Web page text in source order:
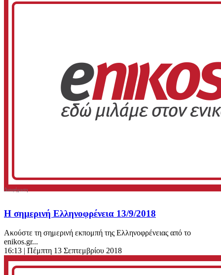
Η σημερινή Ελληνοφρένεια 13/9/2018
Ακούστε τη σημερινή εκπομπή της Ελληνοφρένειας από το
enikos.gr...
16:13 | Πέμπτη 13 Σεπτεμβρίου 2018